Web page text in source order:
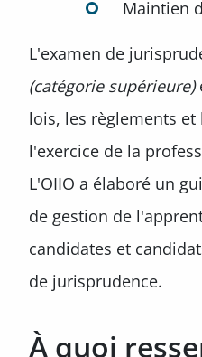
Maintien
L'examen de
(catégorie supérieure)
lois, les règlements
l'exercice de la
L'OIIO a élaboré un
de gestion de
candidates et
de jurisprudence.
À quoi